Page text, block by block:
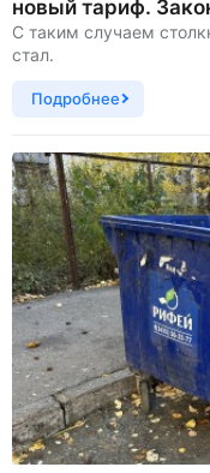
новый тариф.
С таким случаем
стал.
Подробнее